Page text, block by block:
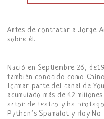
Antes de contratar a Jorge
sobre él.
Nació en Septiembre 26,
también conocido como
formar parte del canal de
acumulado más de 4.2
actor de teatro y ha
Python’s Spamalot y Hoy No